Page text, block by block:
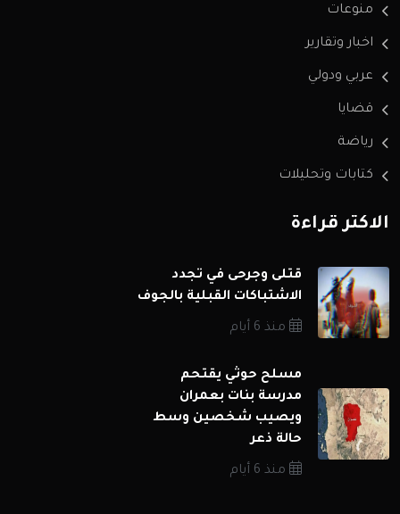
منوعات
اخبار وتقارير
عربي ودولي
قضايا
رياضة
كتابات وتحليلات
الاكثر قراءة
قتلى وجرحى في تجدد
الاشتباكات القبلية بالجوف
منذ 6 أيام
مسلح حوثي يقتحم
مدرسة بنات بعمران
ويصيب شخصين وسط
حالة ذعر
منذ 6 أيام